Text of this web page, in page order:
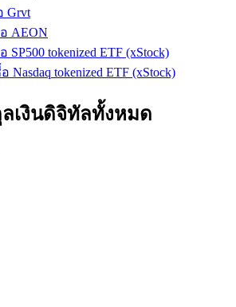
ะเข้าถึงได้ทันที
ยุ่นเพื่อรับโทเคนยอดนิยม
Grvt
AEON
SP500 tokenized ETF (xStock)
Nasdaq tokenized ETF (xStock)
เงินดิจิทัลทั้งหมด